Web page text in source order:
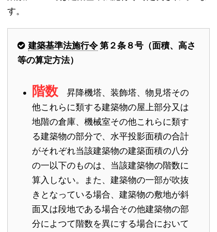
す。
建築基準法施行令第２条８号（面積、高さ
等の算定方法）
階数 昇降機塔、装飾塔、物見塔その
他これらに類する建築物の屋上部分又は
地階の倉庫、機械室その他これらに類す
る建築物の部分で、水平投影面積の合計
がそれぞれ当該建築物の建築面積の八分
の一以下のものは、当該建築物の階数に
算入しない。また、建築物の一部が吹抜
きとなっている場合、建築物の敷地が斜
面又は段地である場合その他建築物の部
分によつて階数を異にする場合において